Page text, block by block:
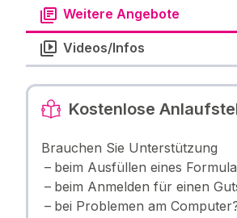
Weitere Angebote
Videos/Infos
Kostenlose
Brauchen Sie Unterstützung
beim Ausfüllen eines
beim Anmelden für einen
bei Problemen am